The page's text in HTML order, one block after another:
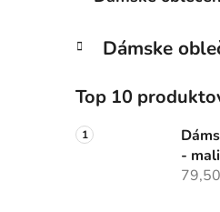
B
č
n
ý
Preskočiť
kategórie
K
a
e
ó
Dámske
Top 10
-